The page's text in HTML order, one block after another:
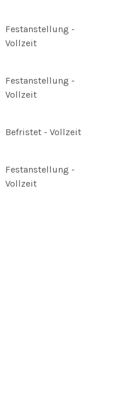
Festanstellung -
Vollzeit
Festanstellung -
Vollzeit
Befristet - Vollzeit
Festanstellung -
Vollzeit